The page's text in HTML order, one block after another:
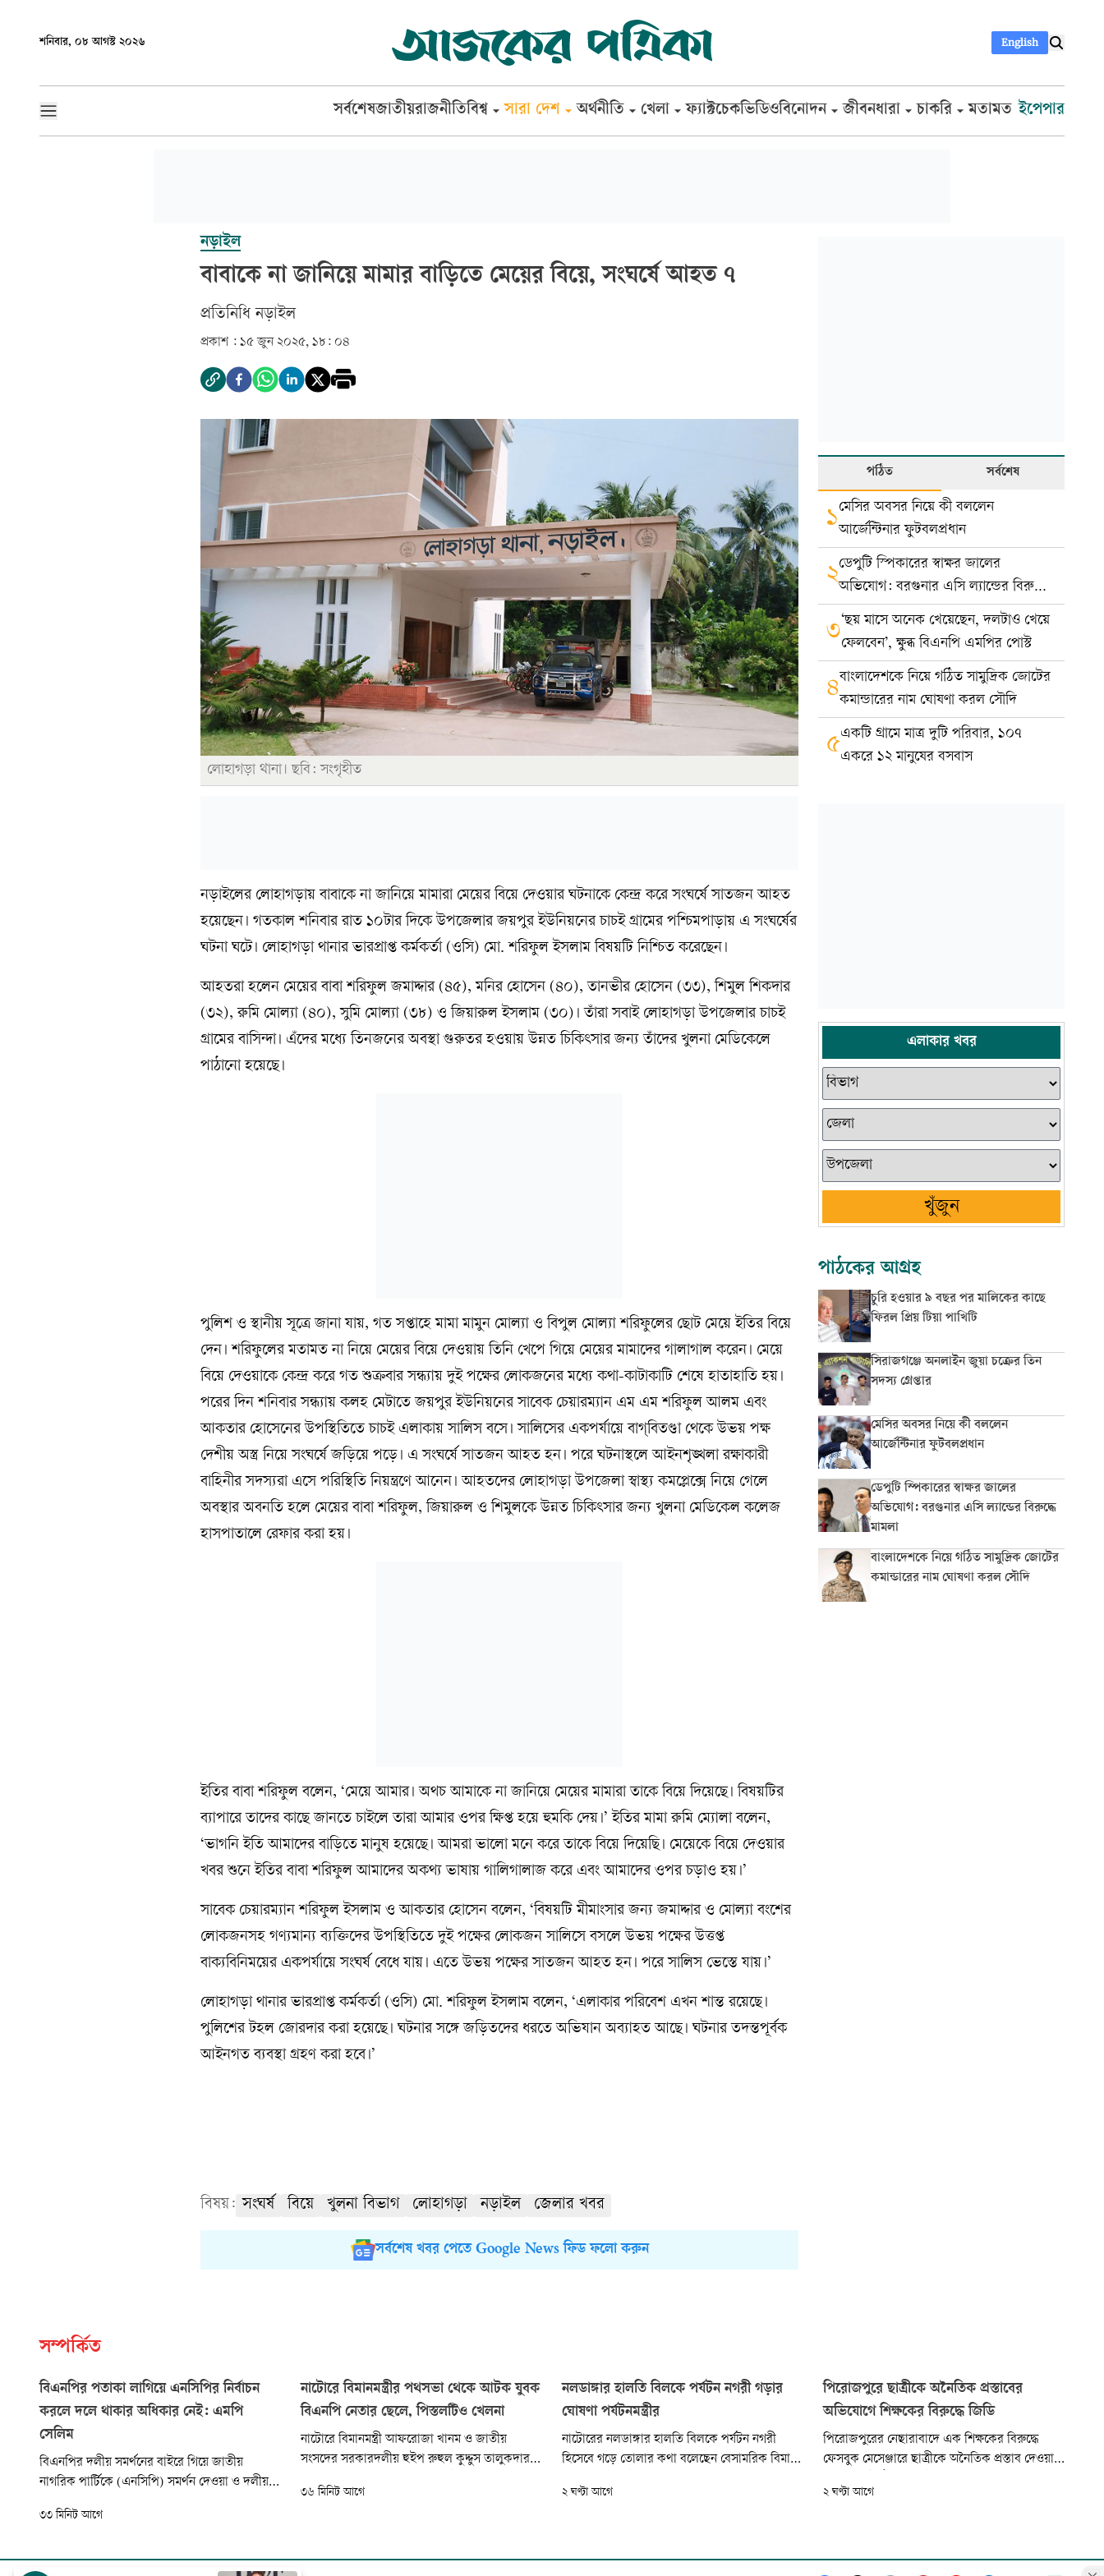
শনিবার, ০৮ আগস্ট ২০২৬ English
সর্বশেষজাতীয়রাজনীতিবিশ্ব সারা দেশ অর্থনীতি খেলা ফ্যাক্টচেকভিডিওবিনোদন জীবনধারা চাকরি মতামত ইপেপার
নড়াইল
বাবাকে না জানিয়ে মামার বাড়িতে মেয়ের বিয়ে, সংঘর্ষে আহত ৭
প্রতিনিধি নড়াইল
প্রকাশ : ১৫ জুন ২০২৫, ১৮: ০৪
লোহাগড়া থানা। ছবি: সংগৃহীত
নড়াইলের লোহাগড়ায় বাবাকে না জানিয়ে মামারা মেয়ের বিয়ে দেওয়ার ঘটনাকে কেন্দ্র করে সংঘর্ষে সাতজন আহত
হয়েছেন। গতকাল শনিবার রাত ১০টার দিকে উপজেলার জয়পুর ইউনিয়নের চাচই গ্রামের পশ্চিমপাড়ায় এ সংঘর্ষের
ঘটনা ঘটে। লোহাগড়া থানার ভারপ্রাপ্ত কর্মকর্তা (ওসি) মো. শরিফুল ইসলাম বিষয়টি নিশ্চিত করেছেন।
আহতরা হলেন মেয়ের বাবা শরিফুল জমাদ্দার (৪৫), মনির হোসেন (৪০), তানভীর হোসেন (৩৩), শিমুল শিকদার
(৩২), রুমি মোল্যা (৪০), সুমি মোল্যা (৩৮) ও জিয়ারুল ইসলাম (৩০)। তাঁরা সবাই লোহাগড়া উপজেলার চাচই
গ্রামের বাসিন্দা। এঁদের মধ্যে তিনজনের অবস্থা গুরুতর হওয়ায় উন্নত চিকিৎসার জন্য তাঁদের খুলনা মেডিকেলে
পাঠানো হয়েছে।
পুলিশ ও স্থানীয় সূত্রে জানা যায়, গত সপ্তাহে মামা মামুন মোল্যা ও বিপুল মোল্যা শরিফুলের ছোট মেয়ে ইতির বিয়ে
দেন। শরিফুলের মতামত না নিয়ে মেয়ের বিয়ে দেওয়ায় তিনি খেপে গিয়ে মেয়ের মামাদের গালাগাল করেন। মেয়ে
বিয়ে দেওয়াকে কেন্দ্র করে গত শুক্রবার সন্ধ্যায় দুই পক্ষের লোকজনের মধ্যে কথা-কাটাকাটি শেষে হাতাহাতি হয়।
পরের দিন শনিবার সন্ধ্যায় কলহ মেটাতে জয়পুর ইউনিয়নের সাবেক চেয়ারম্যান এম এম শরিফুল আলম এবং
আকতার হোসেনের উপস্থিতিতে চাচই এলাকায় সালিস বসে। সালিসের একপর্যায়ে বাগ্‌বিতণ্ডা থেকে উভয় পক্ষ
দেশীয় অস্ত্র নিয়ে সংঘর্ষে জড়িয়ে পড়ে। এ সংঘর্ষে সাতজন আহত হন। পরে ঘটনাস্থলে আইনশৃঙ্খলা রক্ষাকারী
বাহিনীর সদস্যরা এসে পরিস্থিতি নিয়ন্ত্রণে আনেন। আহতদের লোহাগড়া উপজেলা স্বাস্থ্য কমপ্লেক্সে নিয়ে গেলে
অবস্থার অবনতি হলে মেয়ের বাবা শরিফুল, জিয়ারুল ও শিমুলকে উন্নত চিকিৎসার জন্য খুলনা মেডিকেল কলেজ
হাসপাতালে রেফার করা হয়।
ইতির বাবা শরিফুল বলেন, ‘মেয়ে আমার। অথচ আমাকে না জানিয়ে মেয়ের মামারা তাকে বিয়ে দিয়েছে। বিষয়টির
ব্যাপারে তাদের কাছে জানতে চাইলে তারা আমার ওপর ক্ষিপ্ত হয়ে হুমকি দেয়।’ ইতির মামা রুমি ম্যোলা বলেন,
‘ভাগনি ইতি আমাদের বাড়িতে মানুষ হয়েছে। আমরা ভালো মনে করে তাকে বিয়ে দিয়েছি। মেয়েকে বিয়ে দেওয়ার
খবর শুনে ইতির বাবা শরিফুল আমাদের অকথ্য ভাষায় গালিগালাজ করে এবং আমাদের ওপর চড়াও হয়।’
সাবেক চেয়ারম্যান শরিফুল ইসলাম ও আকতার হোসেন বলেন, ‘বিষয়টি মীমাংসার জন্য জমাদ্দার ও মোল্যা বংশের
লোকজনসহ গণ্যমান্য ব্যক্তিদের উপস্থিতিতে দুই পক্ষের লোকজন সালিসে বসলে উভয় পক্ষের উত্তপ্ত
বাক্যবিনিময়ের একপর্যায়ে সংঘর্ষ বেধে যায়। এতে উভয় পক্ষের সাতজন আহত হন। পরে সালিস ভেস্তে যায়।’
লোহাগড়া থানার ভারপ্রাপ্ত কর্মকর্তা (ওসি) মো. শরিফুল ইসলাম বলেন, ‘এলাকার পরিবেশ এখন শান্ত রয়েছে।
পুলিশের টহল জোরদার করা হয়েছে। ঘটনার সঙ্গে জড়িতদের ধরতে অভিযান অব্যাহত আছে। ঘটনার তদন্তপূর্বক
আইনগত ব্যবস্থা গ্রহণ করা হবে।’
বিষয়: সংঘর্ষ বিয়ে খুলনা বিভাগ লোহাগড়া নড়াইল জেলার খবর
সর্বশেষ খবর পেতে Google News ফিড ফলো করুন
পঠিত সর্বশেষ
১মেসির অবসর নিয়ে কী বললেন
আর্জেন্টিনার ফুটবলপ্রধান
২ডেপুটি স্পিকারের স্বাক্ষর জালের
অভিযোগ: বরগুনার এসি ল্যান্ডের বিরুদ্ধে
মামলা
৩‘ছয় মাসে অনেক খেয়েছেন, দলটাও খেয়ে
ফেলবেন’, ক্ষুব্ধ বিএনপি এমপির পোস্ট
৪বাংলাদেশকে নিয়ে গঠিত সামুদ্রিক জোটের
কমান্ডারের নাম ঘোষণা করল সৌদি
৫একটি গ্রামে মাত্র দুটি পরিবার, ১০৭
একরে ১২ মানুষের বসবাস
এলাকার খবর
খুঁজুন
পাঠকের আগ্রহ
চুরি হওয়ার ৯ বছর পর মালিকের কাছে
ফিরল প্রিয় টিয়া পাখিটি
সিরাজগঞ্জে অনলাইন জুয়া চক্রের তিন
সদস্য গ্রেপ্তার
মেসির অবসর নিয়ে কী বললেন
আর্জেন্টিনার ফুটবলপ্রধান
ডেপুটি স্পিকারের স্বাক্ষর জালের
অভিযোগ: বরগুনার এসি ল্যান্ডের বিরুদ্ধে
মামলা
বাংলাদেশকে নিয়ে গঠিত সামুদ্রিক জোটের
কমান্ডারের নাম ঘোষণা করল সৌদি
সম্পর্কিত
বিএনপির পতাকা লাগিয়ে এনসিপির নির্বাচন
করলে দলে থাকার অধিকার নেই: এমপি
সেলিম
বিএনপির দলীয় সমর্থনের বাইরে গিয়ে জাতীয়
নাগরিক পার্টিকে (এনসিপি) সমর্থন দেওয়া ও দলীয়
(হোমনা-তিতাস) আসনের সংসদ সদস্য ও বিএনপির
ভূঁইয়া। তিনি বলেছেন, ‘আমাদের দল তো...
৩৩ মিনিট আগে
নাটোরে বিমানমন্ত্রীর পথসভা থেকে আটক যুবক
বিএনপি নেতার ছেলে, পিস্তলটিও খেলনা
নাটোরে বিমানমন্ত্রী আফরোজা খানম ও জাতীয়
সংসদের সরকারদলীয় হুইপ রুহুল কুদ্দুস তালুকদার
মিলেছে। আটক যুবক তানভির হক তানিম নাটোর
পিস্তলটি ‘খেলনা পিস্তল’ বলে জানিয়েছে পুলিশ।
৩৬ মিনিট আগে
নলডাঙ্গার হালতি বিলকে পর্যটন নগরী গড়ার
ঘোষণা পর্যটনমন্ত্রীর
নাটোরের নলডাঙ্গার হালতি বিলকে পর্যটন নগরী
হিসেবে গড়ে তোলার কথা বলেছেন বেসামরিক বিমান
শুক্রবার বিকেলে পাটুল বাজারের এক জনসভায় তিনি
২ ঘণ্টা আগে
পিরোজপুরে ছাত্রীকে অনৈতিক প্রস্তাবের
অভিযোগে শিক্ষকের বিরুদ্ধে জিডি
পিরোজপুরের নেছারাবাদে এক শিক্ষকের বিরুদ্ধে
ফেসবুক মেসেঞ্জারে ছাত্রীকে অনৈতিক প্রস্তাব দেওয়ার
সাধারণ ডায়েরি (জিডি) করেছেন ছাত্রীর বাবা।
ল্যাব অ্যাসিস্ট্যান্ট
২ ঘণ্টা আগে